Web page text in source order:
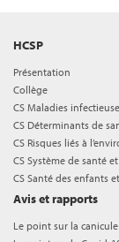
HCSP
Présentation
Collège
CS Maladies
CS Déterminants de
CS Risques liés à
CS Système de santé
CS Santé des enfants
Avis et rapports
Le point sur la canicule